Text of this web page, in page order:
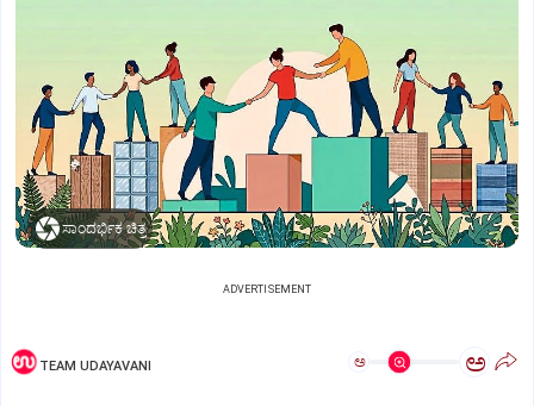
ಸಾಂದರ್ಭಿಕ ಚಿತ್ರ
ADVERTISEMENT
TEAM UDAYAVANI ಅ ಅ